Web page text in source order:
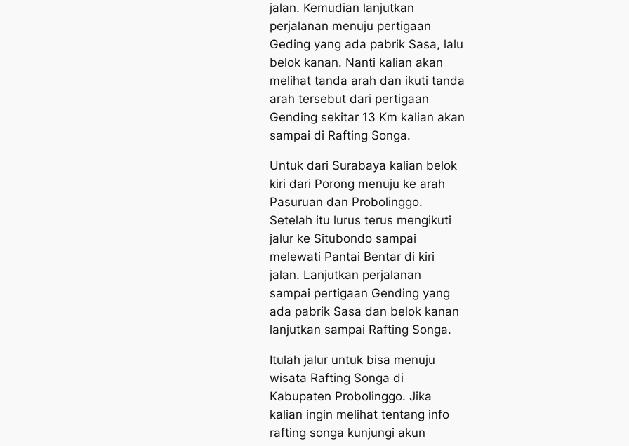
jalan. Kemudian lanjutkan
perjalanan menuju pertigaan
Geding yang ada pabrik Sasa, lalu
belok kanan. Nanti kalian akan
melihat tanda arah dan ikuti tanda
arah tersebut dari pertigaan
Gending sekitar 13 Km kalian akan
sampai di Rafting Songa.
Untuk dari Surabaya kalian belok
kiri dari Porong menuju ke arah
Pasuruan dan Probolinggo.
Setelah itu lurus terus mengikuti
jalur ke Situbondo sampai
melewati Pantai Bentar di kiri
jalan. Lanjutkan perjalanan
sampai pertigaan Gending yang
ada pabrik Sasa dan belok kanan
lanjutkan sampai Rafting Songa.
Itulah jalur untuk bisa menuju
wisata Rafting Songa di
Kabupaten Probolinggo. Jika
kalian ingin melihat tentang info
rafting songa kunjungi akun